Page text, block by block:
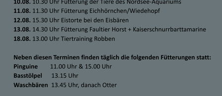
11:00
schon immer mal wissen, wie es hinter den Kulissen des
unsere Tiere? Was fressen sie? Wie und wo arbeiten unsere
gereinigt? All das und noch viel mehr erfahren Sie bei
hinter die Kulissen. Die Führung ist barrierefrei (bei
der Anmeldung), Hunde können leider nicht mitgenommen